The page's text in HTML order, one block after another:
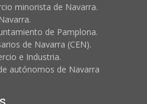
minorista de Navarra.
de Pamplona.
de Navarra (CEN).
e Industria.
autónomos de Navarra